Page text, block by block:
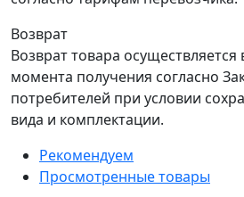
Возврат
Возврат товара осуществляется
момента получения согласно
потребителей при условии
вида и комплектации.
Рекомендуем
Просмотренные товары